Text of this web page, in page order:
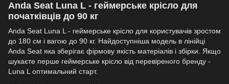
Anda Seat Luna L - геймерське крісло для
початківців до 90 кг
Anda Seat Luna L - геймерське крісло для користувачів зростом
до 180 см і вагою до 90 кг. Найдоступніша модель в лінійці
Anda Seat яка зберігає фірмову якість матеріалів і збірки. Якщо
шукаєте перше геймерське крісло від перевіреного бренду -
Luna L оптимальний старт.